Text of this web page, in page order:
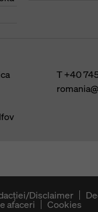
T+40
Disclaimer
afaceri Cookies